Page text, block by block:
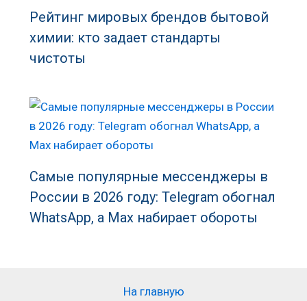
Рейтинг мировых брендов бытовой
химии: кто задает стандарты
чистоты
Самые популярные мессенджеры в
России в 2026 году: Telegram обогнал
WhatsApp, а Max набирает обороты
На главную